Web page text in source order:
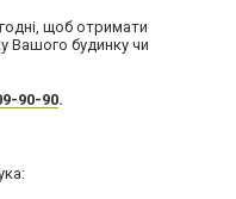
щоб отримати
Вашого будинку чи
90-90.